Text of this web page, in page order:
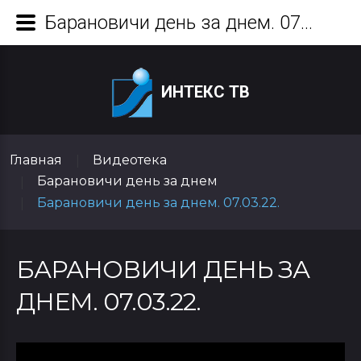
ИНТЕКС ТВ
Главная
Видеотека
Барановичи день за днем
Барановичи день за днем. 07.03.22.
БАРАНОВИЧИ ДЕНЬ ЗА
ДНЕМ. 07.03.22.
Барановичи день за днем. 07.03.22.